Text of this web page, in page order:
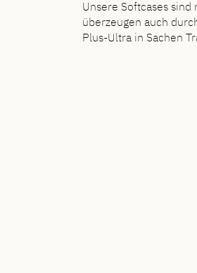
Unsere Softcases
überzeugen auch
Plus-Ultra in Sachen